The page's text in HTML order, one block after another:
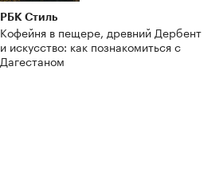
РБК Стиль
Кофейня в пещере, древний Дербент
и искусство: как познакомиться с
Дагестаном